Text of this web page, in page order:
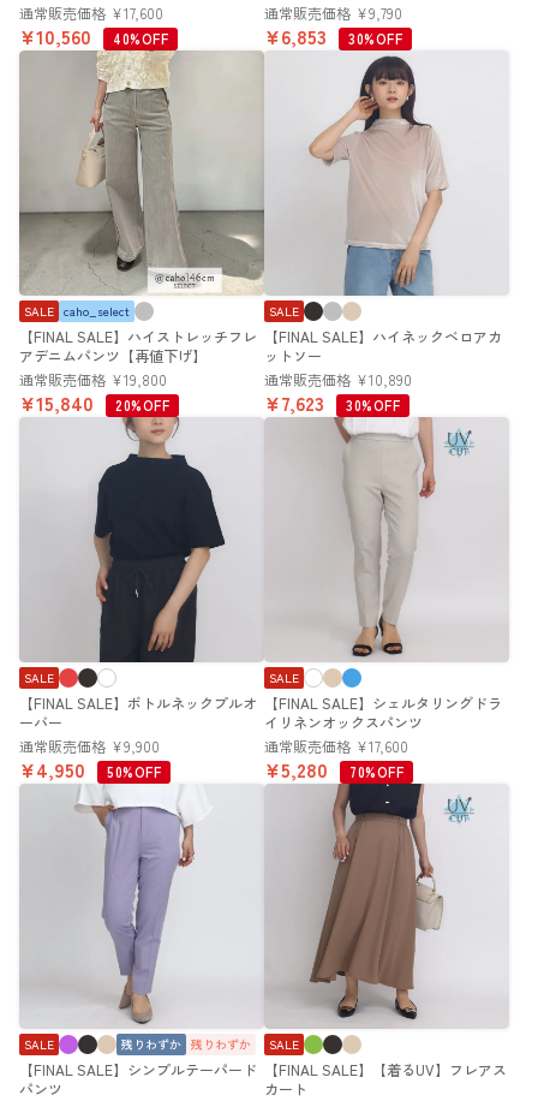
通常販売価格 ¥17,600
¥10,560 40%OFF
通常販売価格 ¥9,790
¥6,853 30%OFF
【FINAL SALE】ハイストレッチフレ
アデニムパンツ【再値下げ】
SALE caho_select
通常販売価格 ¥19,800
¥15,840 20%OFF
【FINAL SALE】ハイネックベロアカ
ットソー
SALE
通常販売価格 ¥10,890
¥7,623 30%OFF
【FINAL SALE】ボトルネックプルオ
ーバー
SALE
通常販売価格 ¥9,900
¥4,950 50%OFF
【FINAL SALE】シェルタリングドラ
イリネンオックスパンツ
SALE
通常販売価格 ¥17,600
¥5,280 70%OFF
【FINAL SALE】シンプルテーパード
パンツ
SALE 残りわずか 残りわずか
【FINAL SALE】【着るUV】フレアス
カート
SALE